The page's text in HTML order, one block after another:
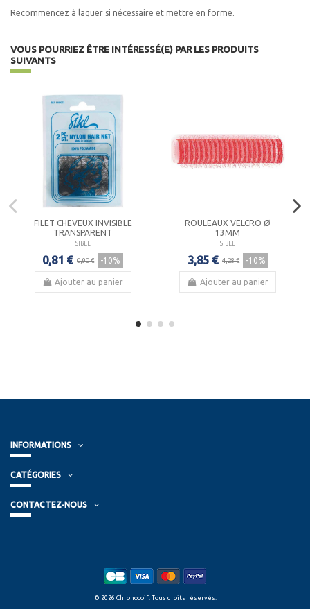
Recommencez à laquer si nécessaire et mettre en forme.
VOUS POURRIEZ ÊTRE INTÉRESSÉ(E) PAR LES PRODUITS
SUIVANTS
FILET CHEVEUX INVISIBLE
TRANSPARENT
SIBEL
0,81 € 0,90 € -10%
Ajouter au panier
ROULEAUX VELCRO Ø
13MM
SIBEL
3,85 € 4,28 € -10%
Ajouter au panier
INFORMATIONS
CATÉGORIES
CONTACTEZ-NOUS
© 2026 Chronocoif. Tous droits réservés.